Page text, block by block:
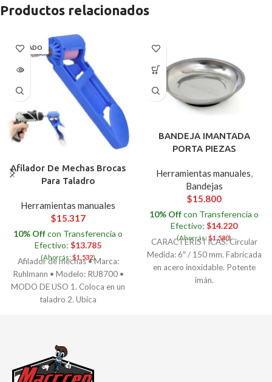
Productos relacionados
AGOTADO
Afilador De Mechas Brocas
Para Taladro
Herramientas manuales
$15.317
10% Offcon Transferencia o
Efectivo: $13.785
(Ahorrás: $1.532)
Afilador de mechas • Marca:
Ruhlmann • Modelo: RU8700 •
MODO DE USO 1. Coloca en un
taladro 2. Ubica
BANDEJA IMANTADA
PORTA PIEZAS
Herramientas manuales,
Bandejas
$15.800
10% Offcon Transferencia o
Efectivo: $14.220
(Ahorrás:$1.580)
CARACTERISTICAS: Circular
Medida: 6″ / 150 mm. Fabricada
en acero inoxidable. Potente
imán.